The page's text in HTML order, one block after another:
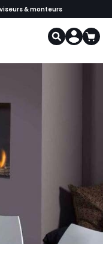
& monteurs